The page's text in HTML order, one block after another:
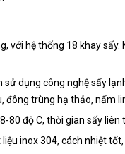
với hệ thống 18 khay
sử dụng công nghệ sấy
đông trùng hạ thảo, nấm
80 độ C, thời gian sấy liên
inox 304, cách nhiệt tốt,